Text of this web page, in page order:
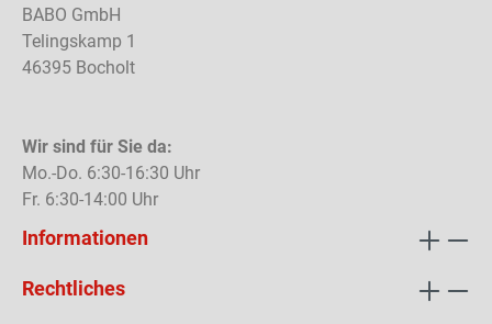
BABO GmbH
Telingskamp 1
46395 Bocholt
Wir sind für Sie da:
Mo.-Do. 6:30-16:30 Uhr
Fr. 6:30-14:00 Uhr
Informationen
Rechtliches